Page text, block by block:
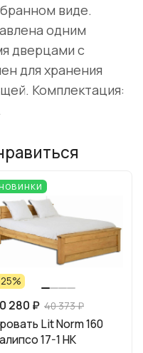
виде.
одним
дверцами с
для хранения
Комплектация:
280 ₽ 40 373 ₽
Lit Norm 160
17-1 НК